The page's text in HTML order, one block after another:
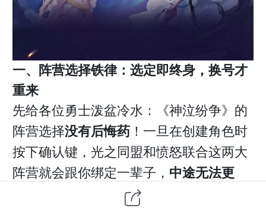
一、阵营选择铁律： 选定即终身，换号才
重来
先给各位勇士泼盆冷水：《神泣纷争》的
阵营选择没有后悔药 ！一旦在创建角色时
按下确认键，光之同盟和愤怒联合这两大
阵营就会跟你绑定一辈子， 中途无法更
，连赛年更新都不会重置。选错了？对